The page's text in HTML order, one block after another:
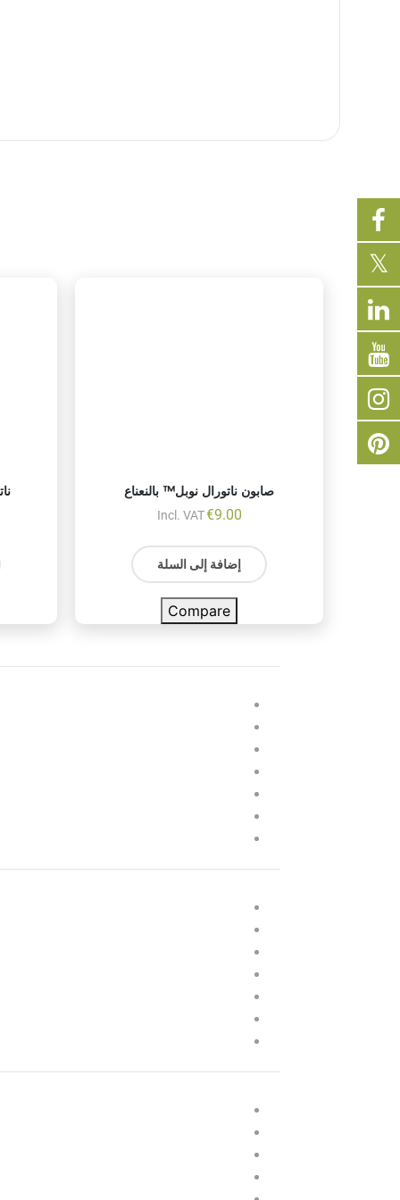
صابون ناتورال نوبل™ بالنعناع
€9.00
Incl. VAT
إضافة إلى السلة
Compare